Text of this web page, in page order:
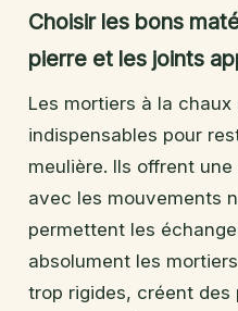
Choisir les bons
pierre et les joints
Les mortiers à la
indispensables pour
meulière. Ils offrent
avec les mouvements
permettent les
absolument les
trop rigides, créent